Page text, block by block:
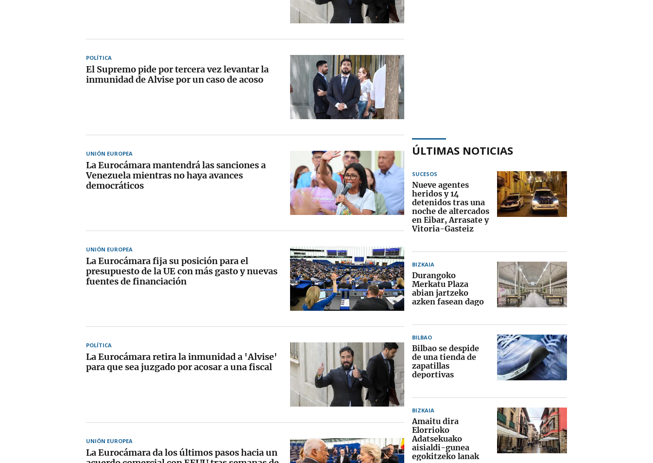
POLÍTICA
El Supremo pide por tercera vez levantar la
inmunidad de Alvise por un caso de acoso
UNIÓN EUROPEA
La Eurocámara mantendrá las sanciones a
Venezuela mientras no haya avances
democráticos
UNIÓN EUROPEA
La Eurocámara fija su posición para el
presupuesto de la UE con más gasto y nuevas
fuentes de financiación
POLÍTICA
La Eurocámara retira la inmunidad a 'Alvise'
para que sea juzgado por acosar a una fiscal
UNIÓN EUROPEA
La Eurocámara da los últimos pasos hacia un
ÚLTIMAS NOTICIAS
SUCESOS
Nueve agentes
heridos y 14
detenidos tras una
noche de altercados
en Eibar, Arrasate y
Vitoria-Gasteiz
BIZKAIA
Durangoko
Merkatu Plaza
abian jartzeko
azken fasean dago
BILBAO
Bilbao se despide
de una tienda de
zapatillas
deportivas
BIZKAIA
Amaitu dira
Elorrioko
Adatsekuako
aisialdi-gunea
egokitzeko lanak